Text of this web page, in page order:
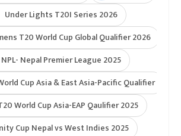
Under Lights T20I Series 2026
T20 World Cup Global Qualifier 2026
NPL- Nepal Premier League 2025
Cup Asia & East Asia-Pacific Qualifier
World Cup Asia-EAP Qaulifier 2025
Cup Nepal vs West Indies 2025